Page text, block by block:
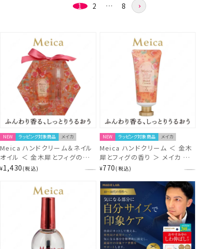
1 2 … 8
NEW ラッピング対象商品 メイカ
Meica ハンドクリーム＆ネイル
オイル ＜ 金木犀とフィグの香り
＞ メイカ 粧美堂 SHOBIDO
¥1,430 税込
NEW ラッピング対象商品 メイカ
Meica ハンドクリーム ＜ 金木
犀とフィグの香り ＞ メイカ 粧
美堂 SHOBIDO
¥770 税込